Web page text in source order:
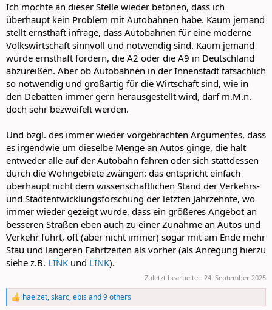
Ich möchte an dieser Stelle wieder betonen, dass ich
überhaupt kein Problem mit Autobahnen habe. Kaum jemand
stellt ernsthaft infrage, dass Autobahnen für eine moderne
Volkswirtschaft sinnvoll und notwendig sind. Kaum jemand
würde ernsthaft fordern, die A2 oder die A9 in Deutschland
abzureißen. Aber ob Autobahnen in der Innenstadt tatsächlich
so notwendig und großartig für die Wirtschaft sind, wie in
den Debatten immer gern herausgestellt wird, darf m.M.n.
doch sehr bezweifelt werden.
Und bzgl. des immer wieder vorgebrachten Argumentes, dass
es irgendwie um dieselbe Menge an Autos ginge, die halt
entweder alle auf der Autobahn fahren oder sich stattdessen
durch die Wohngebiete zwängen: das entspricht einfach
überhaupt nicht dem wissenschaftlichen Stand der Verkehrs-
und Stadtentwicklungsforschung der letzten Jahrzehnte, wo
immer wieder gezeigt wurde, dass ein größeres Angebot an
besseren Straßen eben auch zu einer Zunahme an Autos und
Verkehr führt, oft (aber nicht immer) sogar mit am Ende mehr
Stau und längeren Fahrtzeiten als vorher (als Anregung hierzu
siehe z.B. LINK und LINK).
Zuletzt bearbeitet: 24. September 2025
R
haelzet,skarc,ebis and 9 others